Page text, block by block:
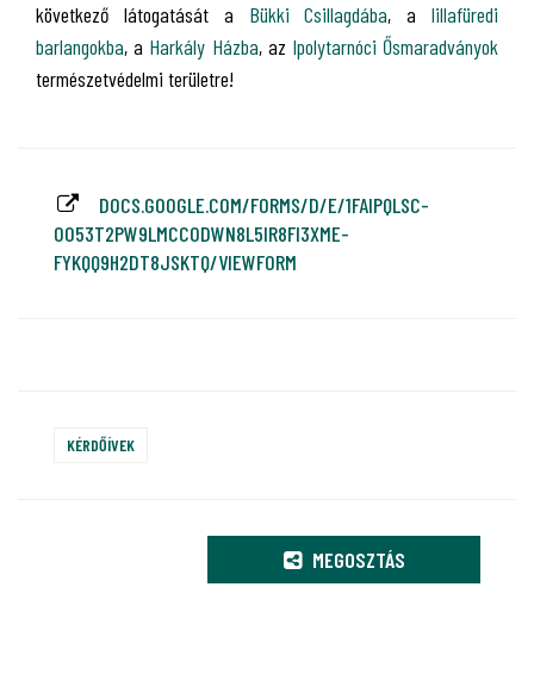
következő látogatását a Bükki Csillagdába, alillafüredi
barlangokba, a Harkály Házba, az Ipolytarnóci Ősmaradványok
természetvédelmi területre!
DOCS.GOOGLE.COM/FORMS/D/E/1FAIPQLSC-
OO53T2PW9LMCCODWN8L5IR8FI3XME-
FYKQQ9H2DT8JSKTQ/VIEWFORM
KÉRDŐÍVEK
MEGOSZTÁS